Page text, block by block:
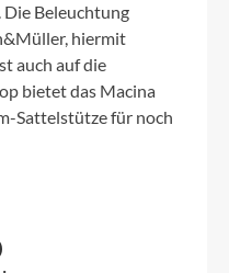
Die Beleuchtung
hiermit
auch auf die
bietet das Macina
Sattelstütze für noch